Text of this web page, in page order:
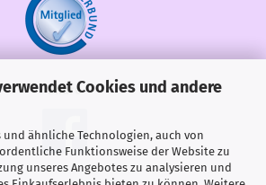
Cookies und andere
und ähnliche Technologien, auch von
Funktionsweise der Website zu
unseres Angebotes zu analysieren und
Share